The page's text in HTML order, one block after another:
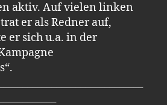
aktiv. Auf vielen linken
er als Redner auf,
er sich u.a. in der